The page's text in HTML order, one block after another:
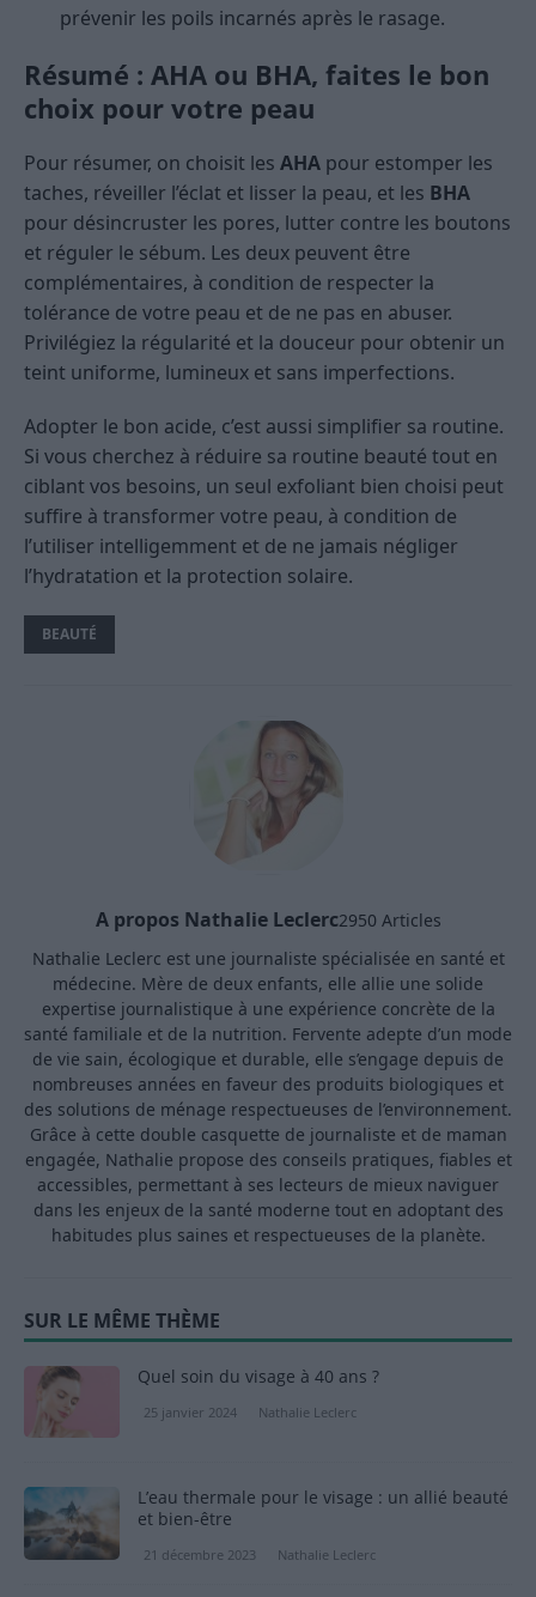
prévenir les poils incarnés après le rasage.
Résumé : AHA ou BHA, faites le bon
choix pour votre peau
Pour résumer, on choisit les AHA pour estomper les
taches, réveiller l’éclat et lisser la peau, et les BHA
pour désincruster les pores, lutter contre les boutons
et réguler le sébum. Les deux peuvent être
complémentaires, à condition de respecter la
tolérance de votre peau et de ne pas en abuser.
Privilégiez la régularité et la douceur pour obtenir un
teint uniforme, lumineux et sans imperfections.
Adopter le bon acide, c’est aussi simplifier sa routine.
Si vous cherchez à réduire sa routine beauté tout en
ciblant vos besoins, un seul exfoliant bien choisi peut
suffire à transformer votre peau, à condition de
l’utiliser intelligemment et de ne jamais négliger
l’hydratation et la protection solaire.
BEAUTÉ
A propos Nathalie Leclerc2950 Articles
Nathalie Leclerc est une journaliste spécialisée en santé et
médecine. Mère de deux enfants, elle allie une solide
expertise journalistique à une expérience concrète de la
santé familiale et de la nutrition. Fervente adepte d’un mode
de vie sain, écologique et durable, elle s’engage depuis de
nombreuses années en faveur des produits biologiques et
des solutions de ménage respectueuses de l’environnement.
Grâce à cette double casquette de journaliste et de maman
engagée, Nathalie propose des conseils pratiques, fiables et
accessibles, permettant à ses lecteurs de mieux naviguer
dans les enjeux de la santé moderne tout en adoptant des
habitudes plus saines et respectueuses de la planète.
SUR LE MÊME THÈME
Quel soin du visage à 40 ans ?
25 janvier 2024 Nathalie Leclerc
L’eau thermale pour le visage : un allié beauté
et bien-être
21 décembre 2023 Nathalie Leclerc